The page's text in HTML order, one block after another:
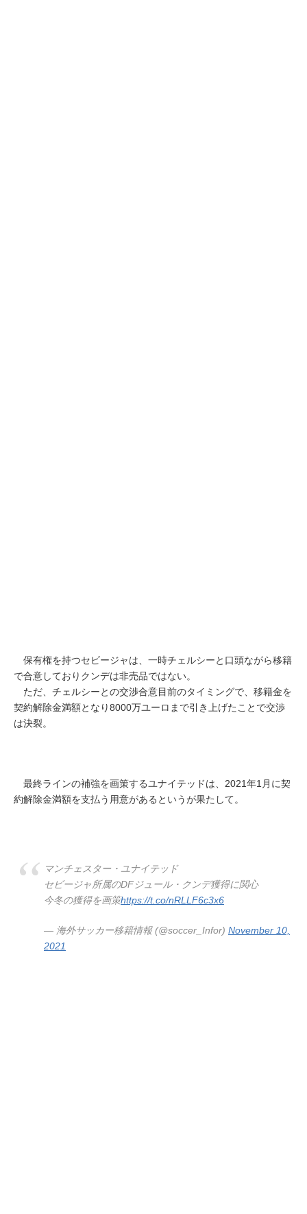
保有権を持つセビージャは、一時チェルシーと口頭ながら移籍
で合意しておりクンデは非売品ではない。
ただ、チェルシーとの交渉合意目前のタイミングで、移籍金を
契約解除金満額となり8000万ユーロまで引き上げたことで交渉
は決裂。
最終ラインの補強を画策するユナイテッドは、2021年1月に契
約解除金満額を支払う用意があるというが果たして。
マンチェスター・ユナイテッド
セビージャ所属のDFジュール・クンデ獲得に関心
今冬の獲得を画策https://t.co/nRLLF6c3x6
— 海外サッカー移籍情報 (@soccer_Infor) November 10,
2021